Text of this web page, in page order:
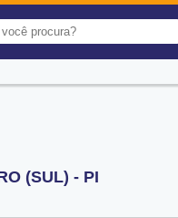
(SUL) - PI